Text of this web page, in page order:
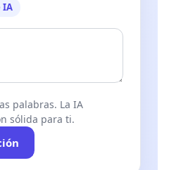
IA
palabras. La IA
sólida para ti.